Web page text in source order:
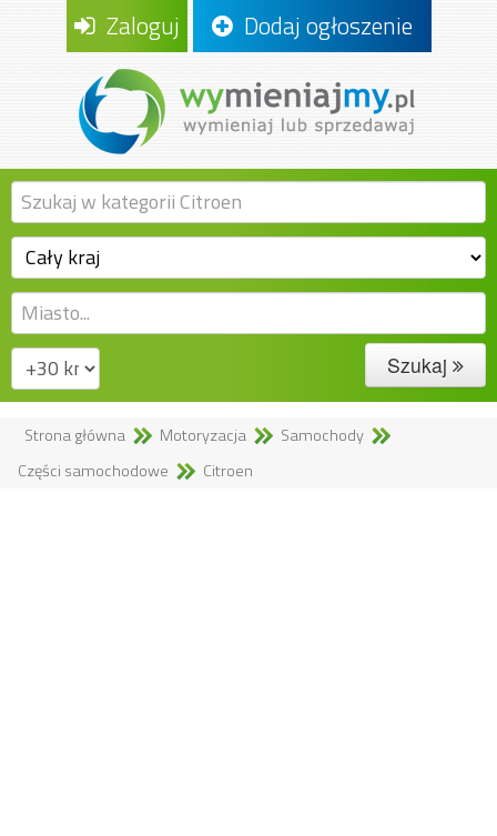
Zaloguj Dodaj ogłoszenie
Szukaj
Strona główna Motoryzacja
Samochody
Części samochodowe
Citroen